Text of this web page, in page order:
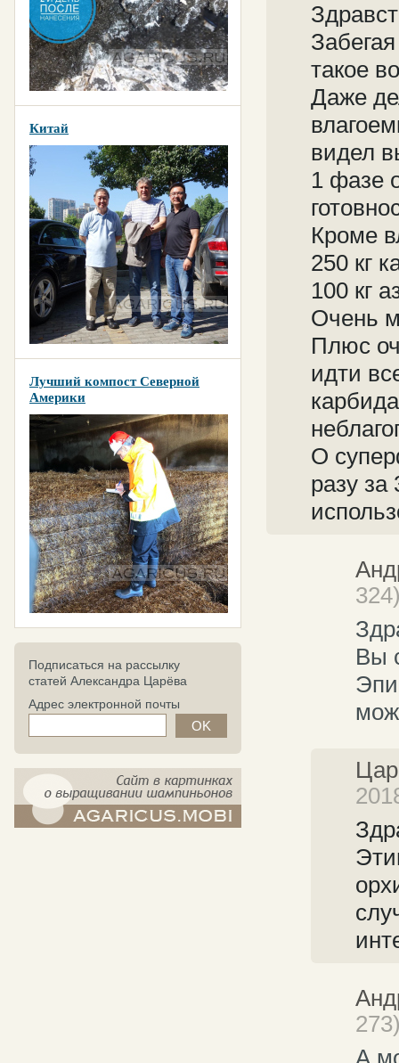
Китай
Лучший компост Северной
Америки
Подписаться на рассылку
статей Александра Царёва
Адрес электронной почты
такое
Даже
видел
1 фазе
Кроме
250 кг
100 кг
Очень
Плюс
идти
О
разу за
Вы
А